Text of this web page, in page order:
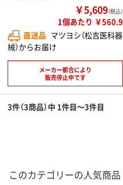
￥5,609（税込）
1個あたり ￥560.9
直送品 マツヨシ（松吉医科器
械）からお届け
メーカー都合により
販売停止中です
3件（3商品）中 1件目～3件目
このカテゴリーの人気商品